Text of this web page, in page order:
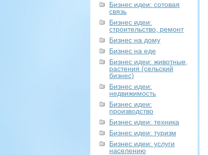
Бизнес идеи: сотовая
связь
Бизнес идеи:
строительство, ремонт
Бизнес на дому
Бизнес на еде
Бизнес идеи: животные,
растения (сельский
бизнес)
Бизнес идеи:
недвижимость
Бизнес идеи:
производство
Бизнес идеи: техника
Бизнес идеи: туризм
Бизнес идеи: услуги
населению